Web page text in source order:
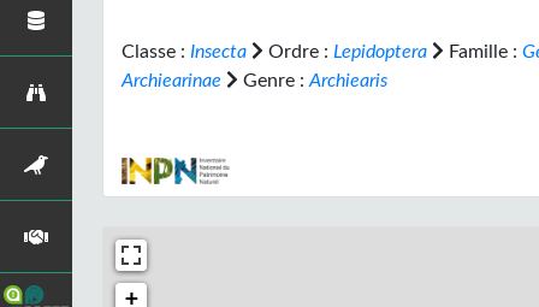
Classe : Insecta Ordre : Lepidoptera Famille :
Archiearinae
Genre : Archiearis
+